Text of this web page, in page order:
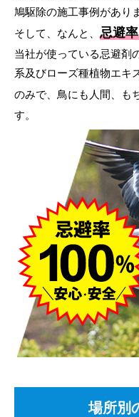
鳩駆除の施工事例があり
そして、なんと、 忌避
当社が使っている忌避剤
系及びローズ種植物エキ
のみで、鳥にも人間、も
す。
場所別